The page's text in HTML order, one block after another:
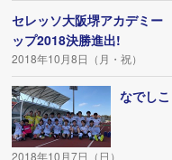
セレッソ大阪堺アカデミ
ップ2018決勝進出!
2018年10月8日（月・祝）
なでし
2018年10月7日（日）